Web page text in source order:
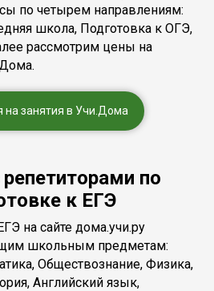
по четырем направлениям:
школа, Подготовка к ОГЭ,
рассмотрим цены на
на занятия в Учи.Дома
по
к ЕГЭ
на сайте дома.учи.ру
школьным предметам:
Обществознание, Физика,
Английский язык,